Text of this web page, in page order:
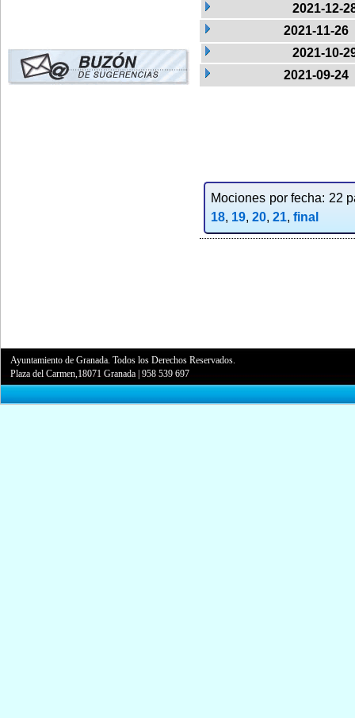
2021-12-
2021-11-26
2021-10-
2021-09-24
Mociones por fecha: 22
18, 19, 20, 21, final
Ayuntamiento de Granada. Todos los Derechos Reservados.
Plaza del Carmen,18071 Granada |958 539 697